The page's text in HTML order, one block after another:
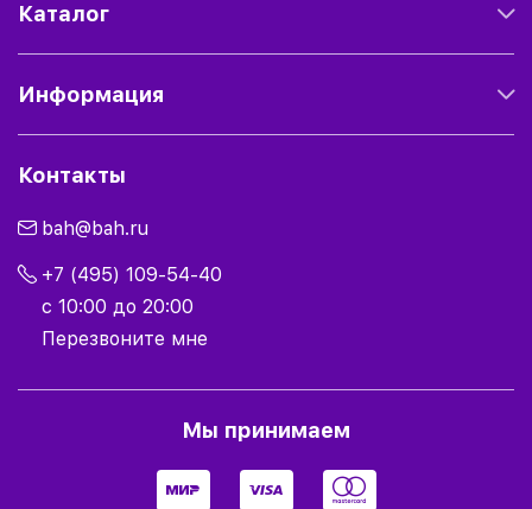
Каталог
Информация
Контакты
bah@bah.ru
+7 (495) 109-54-40
с 10:00 до 20:00
Перезвоните мне
Мы принимаем